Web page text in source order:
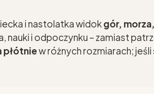
i nastolatka widok gór,
nauki i odpoczynku – zamiast
płótniew różnych rozmiarach;